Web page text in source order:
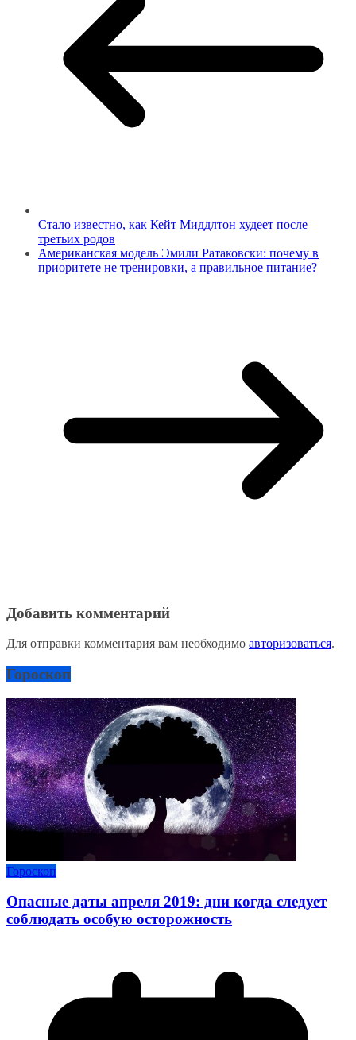
Стало известно, как Кейт Миддлтон худеет после
третьих родов
Американская модель Эмили Ратаковски: почему в
приоритете не тренировки, а правильное питание?
Добавить комментарий
Для отправки комментария вам необходимо авторизоваться.
Гороскоп
Гороскоп
Опасные даты апреля 2019: дни когда следует
соблюдать особую осторожность